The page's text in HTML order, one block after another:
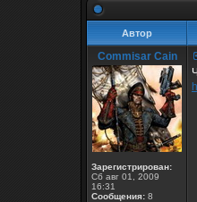
Автор
Commisar Cain
Зарегистрирован:
Сб авг 01, 2009
16:31
Сообщения: 8